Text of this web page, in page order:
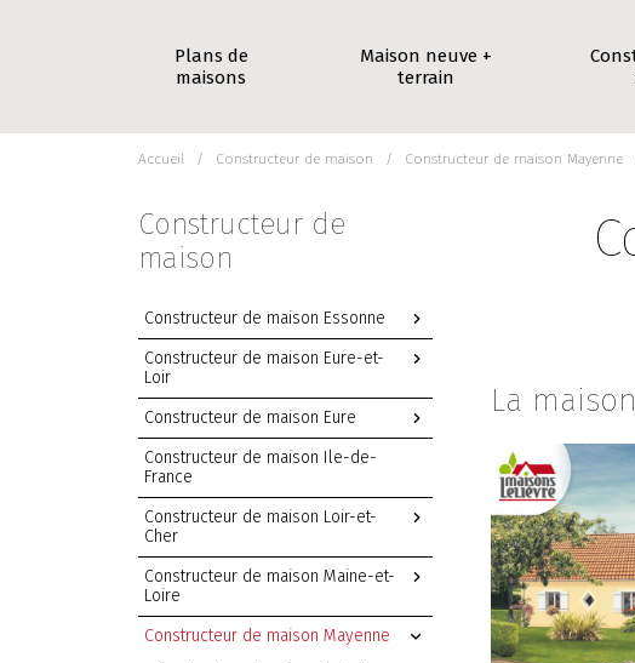
Plans de
maisons
Maison neuve +
terrain
Accueil Constructeur de maison Constructeur de maison Mayenne
La
Constructeur de
maison
Constructeur de maison Essonne
Constructeur de maison Eure-et-
Loir
Constructeur de maison Eure
Constructeur de maison Ile-de-
France
Constructeur de maison Loir-et-
Cher
Constructeur de maison Maine-et-
Loire
Constructeur de maison Mayenne